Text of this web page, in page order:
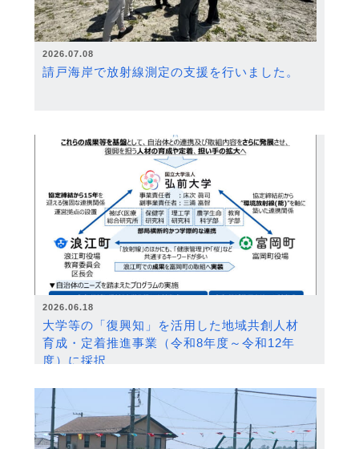
2026.07.08
請戸海岸で放射線測定の支援を行いました。
2026.06.18
大学等の「復興知」を活用した地域共創人材
育成・定着推進事業（令和8年度～令和12年
度）に採択